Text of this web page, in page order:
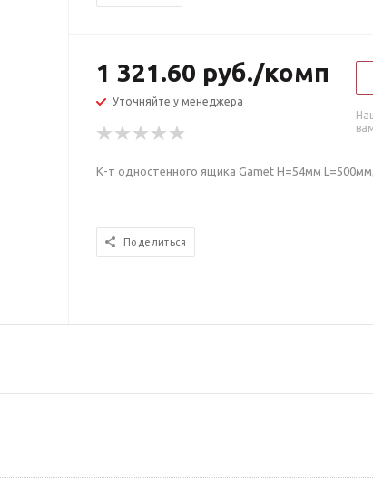
1 321.60 руб./комп
Уточняйте у менеджера
К-т одностенного ящика Gamet H=54мм
Поделиться